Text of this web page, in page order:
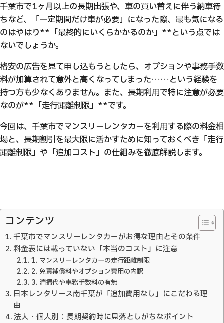
千葉市で1ヶ月以上の長期出張や、車の買い替えに伴う納車待
ちなど、「一定期間だけ車が必要」になった際、最も気になる
のはやはり**「最終的にいくらかかるのか」**という点では
ないでしょうか。
格安の広告を見て申し込もうとしたら、オプションや事務手数
料が加算されて意外と高くなってしまった……という経験を
持つ方も少なくありません。また、長期利用で特に注意が必要
なのが**「走行距離制限」**です。
今回は、千葉市でマンスリーレンタカーを利用する際の料金相
場と、長期割引を最大限に活かすために知っておくべき「走行
距離制限」や「追加コスト」の仕組みを徹底解説します。
コンテンツ
千葉市でマンスリーレンタカーがお得な理由とその条件
料金表には載っていない「本当のコスト」に注意
1. マンスリーレンタカーの走行距離制限
2. 免責補償料やオプション費用の内訳
3. 清掃代や事務手数料の有無
日本レンタリース南千葉が「追加費用なし」にこだわる理
由
法人・個人別：長期契約時に見落としがちなポイント